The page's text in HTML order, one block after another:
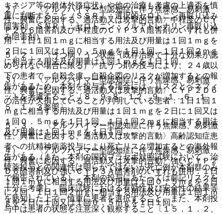
キネジア等の錐体外路症状）や他の治療も考慮の上適否を慎
重に判断すること（ＳＳＲＩ：選択的セロトニン再取り込み
阻害剤、ＳＮＲＩ：セロトニン・ノルアドレナリン再取り込
み阻害剤）。
５．２． 〈うつ病・うつ状態（既存治療で十分な効果が認
められない場合に限る）〉抗うつ剤の投与により、２４歳以
下の患者で、自殺念慮、自殺企図のリスクが増加するとの報
告があるため、本剤を投与する場合には、リスクとベネフィ
ットを考慮すること〔８．９−８．１２、９．１．６、１
５．１．３参照〕。
５．３． 〈アルツハイマー型認知症に伴う焦燥感、易刺激
性、興奮に起因する、過活動又は攻撃的言動〉高齢認知症患
者への抗精神病薬投与により死亡リスク増加するとの海外報
告がある（また、本剤の国内プラセボ対照試験において、治
験薬投与との関連性は明らかではないが死亡例が本剤群のみ
で報告されている）、本剤の投与にあたっては前記リスクを
十分に考慮し、臨床試験における有効性及び安全性の結果等
を熟知した上で、慎重に患者を選択すること。また、本剤投
与中は患者の状態を注意深く観察すること〔１５．１．２、
２）． 〈アルツハイマー型認知症に伴う焦燥感、易刺激
性、興奮に起因する、過活動又は攻撃的言動〉中程度のＣＹ
Ｐ２Ｄ６阻害剤及び中程度のＣＹＰ３Ａ阻害剤のいずれも併
用：１日１回１ｍｇに相当する用法及び用量は１回１ｍｇを
２日に１回又は１回０．５ｍｇを１日１回、１日１回２ｍｇ
に相当する用法及び用量は１回１ｍｇを１日１回。
３）． 〈アルツハイマー型認知症に伴う焦燥感、易刺激
性、興奮に起因する、過活動又は攻撃的言動〉ＣＹＰ２Ｄ６
の活性が欠損していることが判明している患者：１日１回１
ｍｇに相当する用法及び用量は１回１ｍｇを２日に１回又は
１回０．５ｍｇを１日１回、１日１回２ｍｇに相当する用法
及び用量は１回１ｍｇを１日１回。
４）． 〈アルツハイマー型認知症に伴う焦燥感、易刺激
性、興奮に起因する、過活動又は攻撃的言動〉強いＣＹＰ２
Ｄ６阻害剤及び強いＣＹＰ３Ａ阻害剤のいずれも併用：１日
１回１ｍｇに相当する用法及び用量は１回０．５ｍｇを２日
に１回、１日１回２ｍｇに相当する用法及び用量は１回１ｍ
ｇを２日に１回又は１回０．５ｍｇを１日１回。